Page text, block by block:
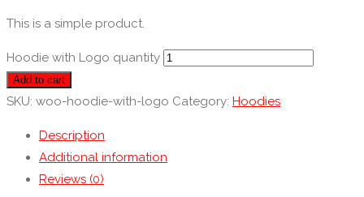
This is a simple product.
Hoodie with Logo quantity
Add to cart
SKU: woo-hoodie-with-logo Category: Hoodies
Description
Additional information
Reviews (0)